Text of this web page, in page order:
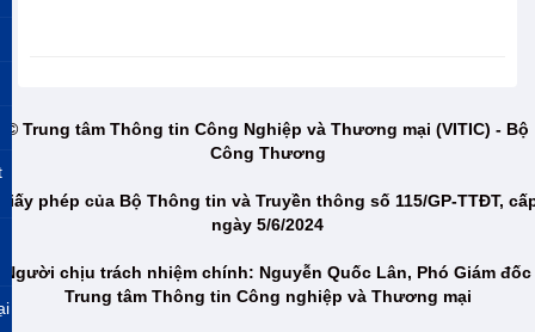
© Trung tâm Thông tin Công Nghiệp và Thương mại (VITIC) - Bộ
Công Thương
phép của Bộ Thông tin và Truyền thông số 115/GP-TTĐT,
ngày 5/6/2024
Người chịu trách nhiệm chính: Nguyễn Quốc Lân, Phó Giám đốc
Trung tâm Thông tin Công nghiệp và Thương mại